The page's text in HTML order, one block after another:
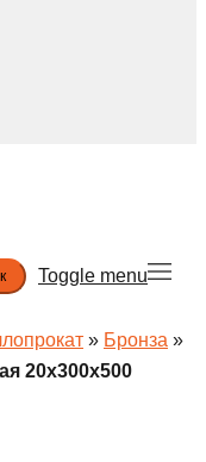
Toggle menu
» Бронза »
20x300x500